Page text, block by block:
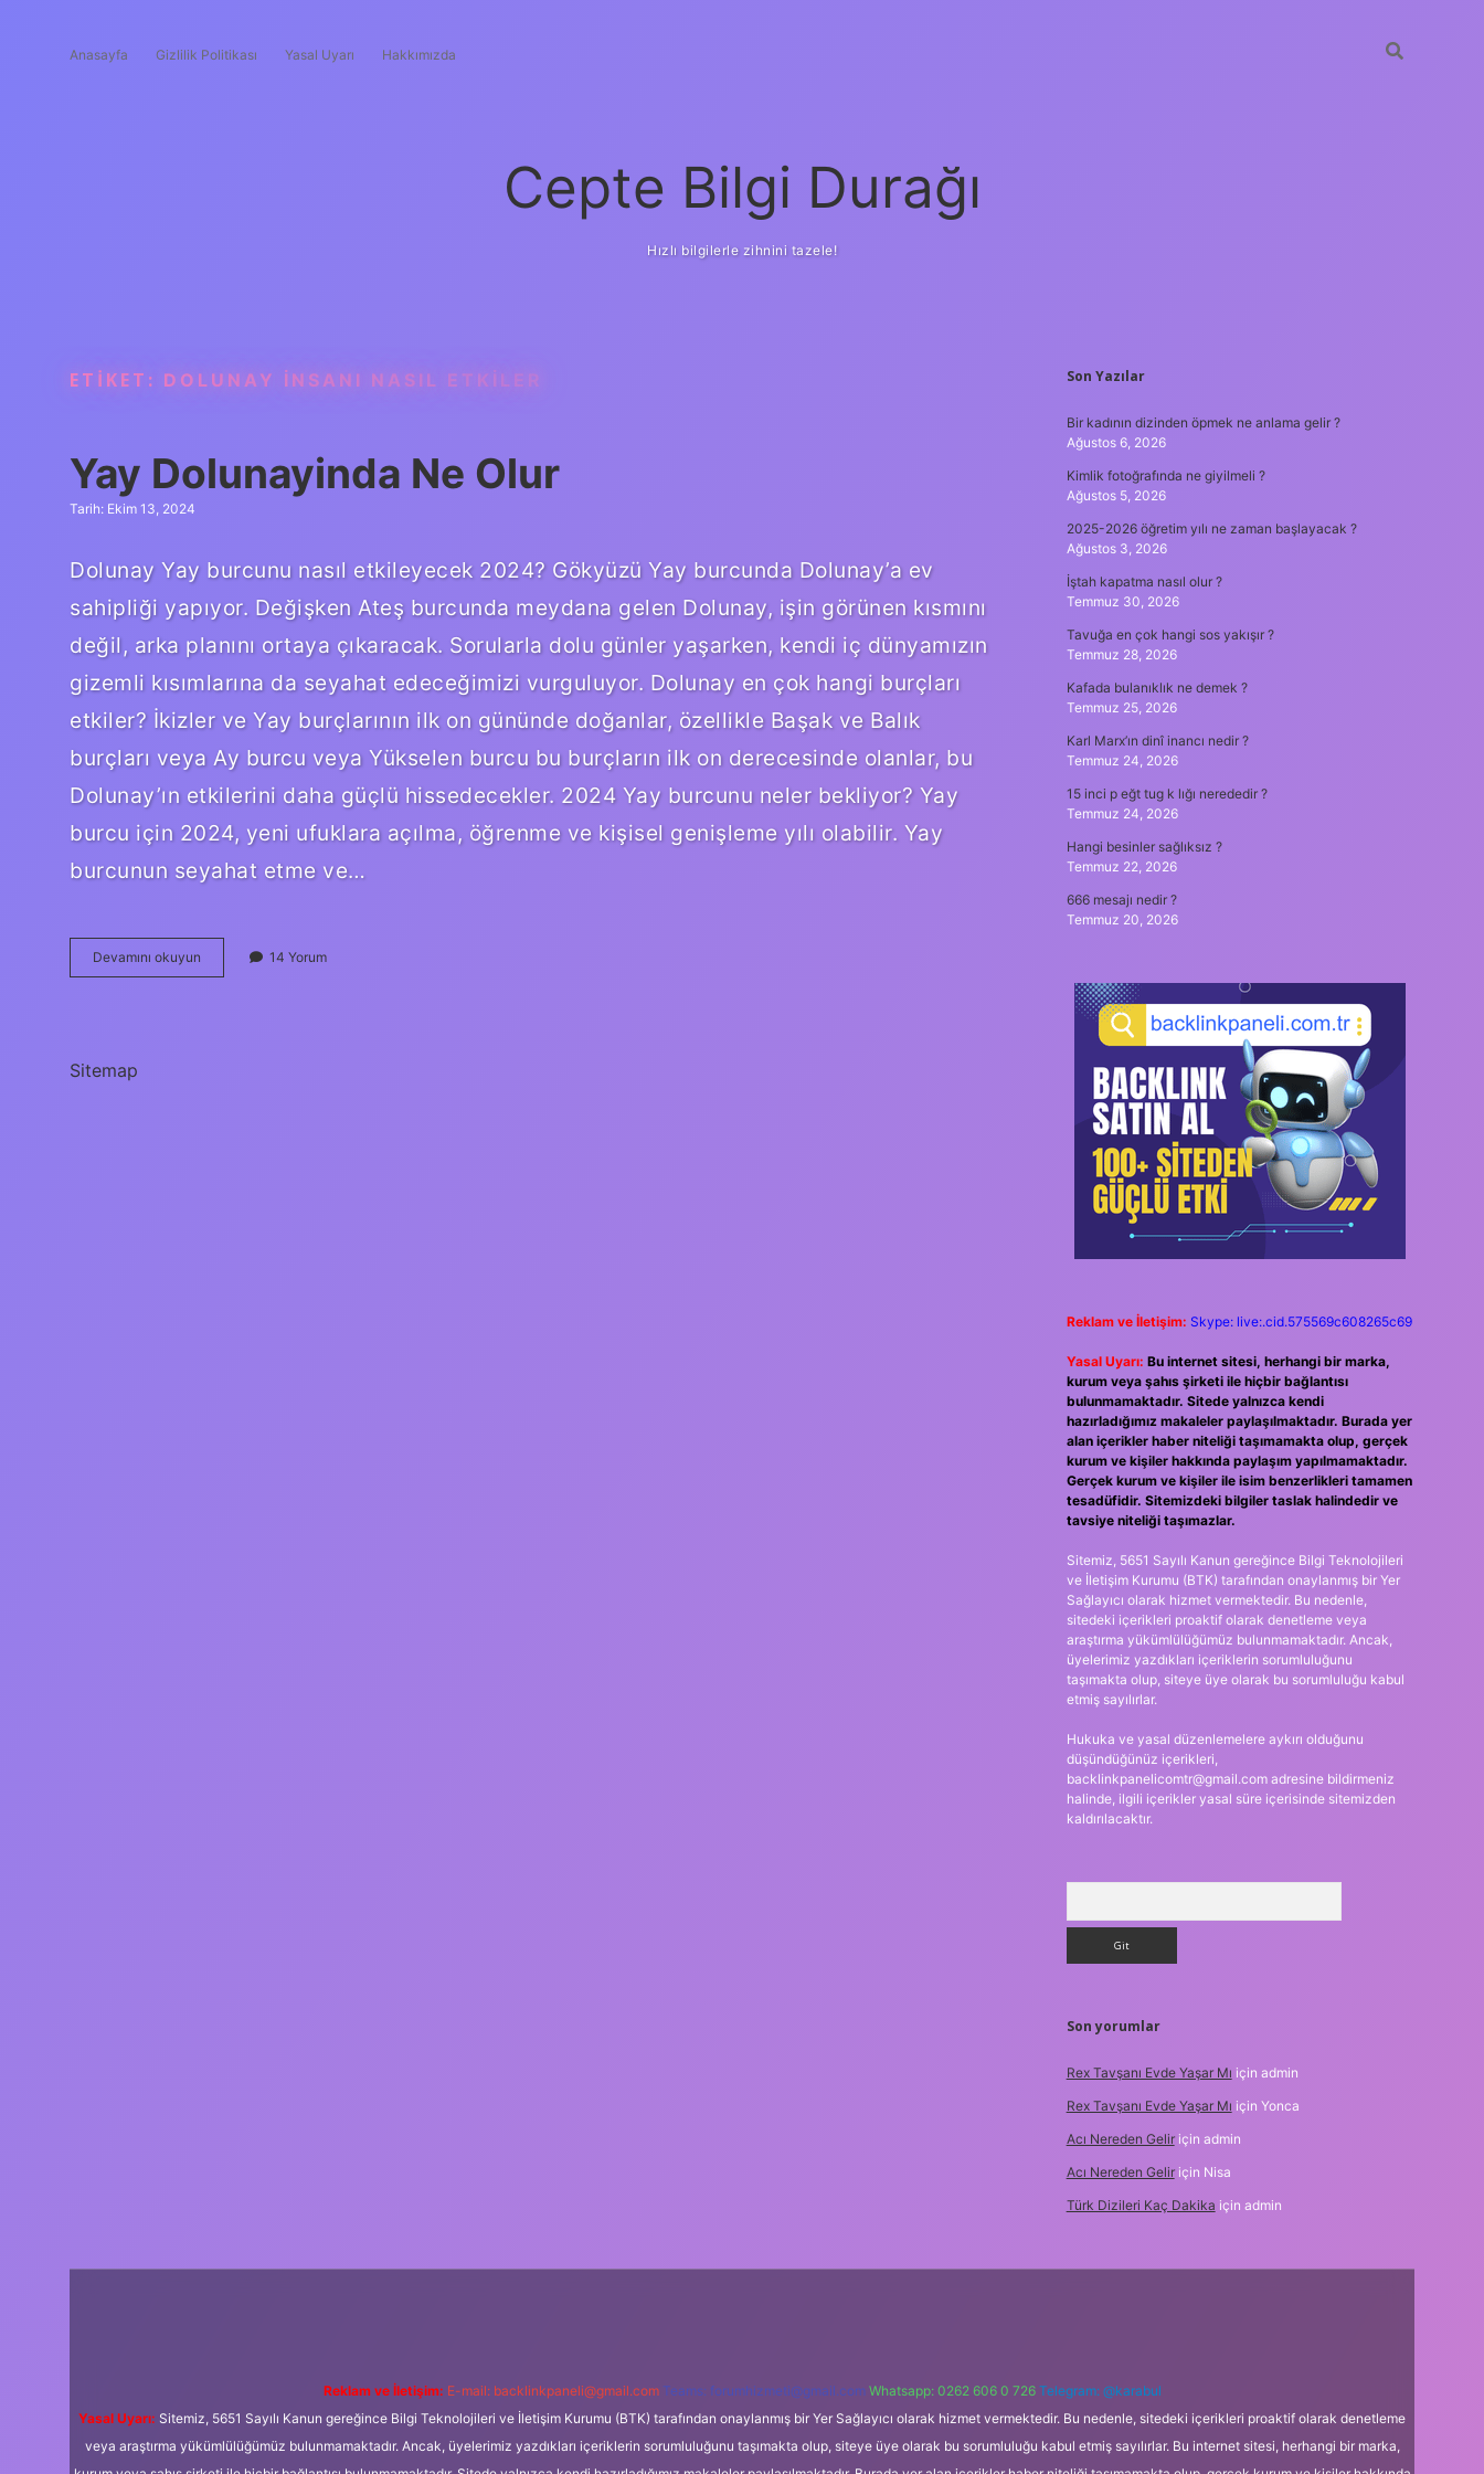
Anasayfa Gizlilik Politikası Yasal Uyarı Hakkımızda
Cepte Bilgi Durağı
Hızlı bilgilerle zihnini tazele!
ETIKET: DOLUNAY INSANI NASIL ETKILER
Yay Dolunayinda Ne Olur
Tarih: Ekim 13, 2024
Dolunay Yay burcunu nasıl etkileyecek 2024? Gökyüzü Yay burcunda Dolunay’a ev
sahipliği yapıyor. Değişken Ateş burcunda meydana gelen Dolunay, işin görünen kısmını
değil, arka planını ortaya çıkaracak. Sorularla dolu günler yaşarken, kendi iç dünyamızın
gizemli kısımlarına da seyahat edeceğimizi vurguluyor. Dolunay en çok hangi burçları
etkiler? İkizler ve Yay burçlarının ilk on gününde doğanlar, özellikle Başak ve Balık
burçları veya Ay burcu veya Yükselen burcu bu burçların ilk on derecesinde olanlar, bu
Dolunay’ın etkilerini daha güçlü hissedecekler. 2024 Yay burcunu neler bekliyor? Yay
burcu için 2024, yeni ufuklara açılma, öğrenme ve kişisel genişleme yılı olabilir. Yay
burcunun seyahat etme ve…
Devamını okuyun
Dolunayinda
14 Yorum
Sitemap
SIDEBAR
Son Yazılar
Bir kadının dizinden öpmek ne anlama gelir ?
Ağustos 6, 2026
Kimlik fotoğrafında ne giyilmeli ?
Ağustos 5, 2026
2025-2026 öğretim yılı ne zaman başlayacak ?
Ağustos 3, 2026
İştah kapatma nasıl olur ?
Temmuz 30, 2026
Tavuğa en çok hangi sos yakışır ?
Temmuz 28, 2026
Kafada bulanıklık ne demek ?
Temmuz 25, 2026
Karl Marx’ın dinî inancı nedir ?
Temmuz 24, 2026
15 inci p eğt tug k lığı nerededir ?
Temmuz 24, 2026
Hangi besinler sağlıksız ?
Temmuz 22, 2026
666 mesajı nedir ?
Temmuz 20, 2026
Reklam ve İletişim: Skype: live:.cid.575569c608265c69
Yasal Uyarı: Bu internet sitesi, herhangi bir marka,
kurum veya şahıs şirketi ile hiçbir bağlantısı
bulunmamaktadır. Sitede yalnızca kendi
hazırladığımız makaleler paylaşılmaktadır. Burada yer
alan içerikler haber niteliği taşımamakta olup, gerçek
kurum ve kişiler hakkında paylaşım yapılmamaktadır.
Gerçek kurum ve kişiler ile isim benzerlikleri tamamen
tesadüfidir. Sitemizdeki bilgiler taslak halindedir ve
tavsiye niteliği taşımazlar.
Sitemiz, 5651 Sayılı Kanun gereğince Bilgi Teknolojileri
ve İletişim Kurumu (BTK) tarafından onaylanmış bir Yer
Sağlayıcı olarak hizmet vermektedir. Bu nedenle,
sitedeki içerikleri proaktif olarak denetleme veya
araştırma yükümlülüğümüz bulunmamaktadır. Ancak,
üyelerimiz yazdıkları içeriklerin sorumluluğunu
taşımakta olup, siteye üye olarak bu sorumluluğu kabul
etmiş sayılırlar.
Hukuka ve yasal düzenlemelere aykırı olduğunu
düşündüğünüz içerikleri,
backlinkpanelicomtr@gmail.comadresine bildirmeniz
halinde, ilgili içerikler yasal süre içerisinde sitemizden
kaldırılacaktır.
Son yorumlar
Rex Tavşanı Evde Yaşar Mı için admin
Rex Tavşanı Evde Yaşar Mı için Yonca
Acı Nereden Geliriçin admin
Acı Nereden Geliriçin Nisa
Türk Dizileri Kaç Dakika için admin
Reklam ve İletişim: E-mail: backlinkpaneli@gmail.com Teams: forumhizmeti@gmail.com Whatsapp: 0262 606 0 726 Telegram: @karabul
Yasal Uyarı: Sitemiz, 5651 Sayılı Kanun gereğince Bilgi Teknolojileri ve İletişim Kurumu (BTK) tarafından onaylanmış bir Yer Sağlayıcı olarak hizmet vermektedir. Bu nedenle, sitedeki içerikleri proaktif olarak denetleme
veya araştırma yükümlülüğümüz bulunmamaktadır. Ancak, üyelerimiz yazdıkları içeriklerin sorumluluğunu taşımakta olup, siteye üye olarak bu sorumluluğu kabul etmiş sayılırlar. Bu internet sitesi, herhangi bir marka,